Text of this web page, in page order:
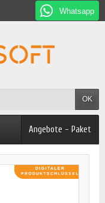
Whatsapp
OK
Angebote - Paket